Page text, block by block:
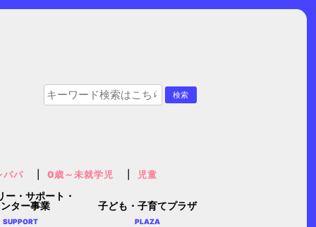
ー・サポート・
ター事業
SUPPORT
子ども・子育てプラザ
PLAZA
パパ 0歳～未就学児 児童